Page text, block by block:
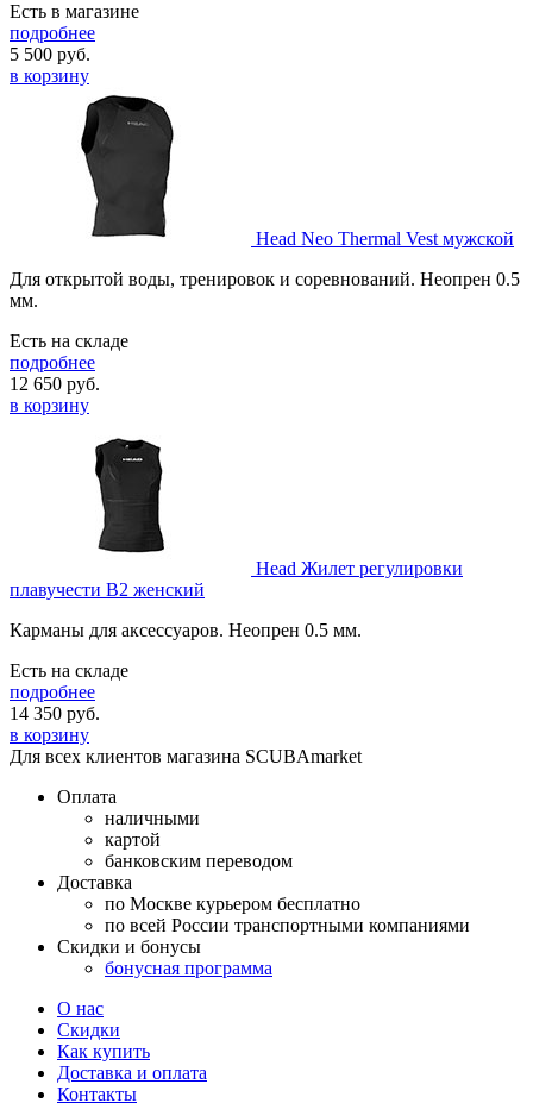
Есть в магазине
подробнее
5 500 руб.
в корзину
Head Neo Thermal Vest мужской
Для открытой воды, тренировок и соревнований. Неопрен 0.5
мм.
Есть на складе
подробнее
12 650 руб.
в корзину
Head Жилет регулировки
плавучести B2 женский
Карманы для аксессуаров. Неопрен 0.5 мм.
Есть на складе
подробнее
14 350 руб.
в корзину
Для всех клиентов магазина SCUBAmarket
Оплата
наличными
картой
банковским переводом
Доставка
по Москве курьером бесплатно
по всей России транспортными компаниями
Скидки и бонусы
бонусная программа
О нас
Скидки
Как купить
Доставка и оплата
Контакты